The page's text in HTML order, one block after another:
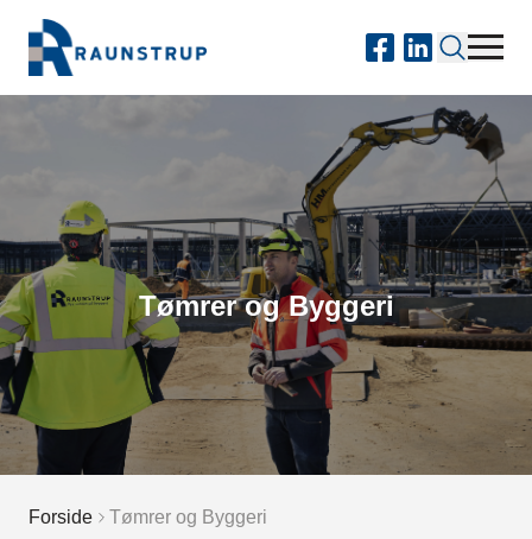
Tømrer og Byggeri
Forside Tømrer og Byggeri